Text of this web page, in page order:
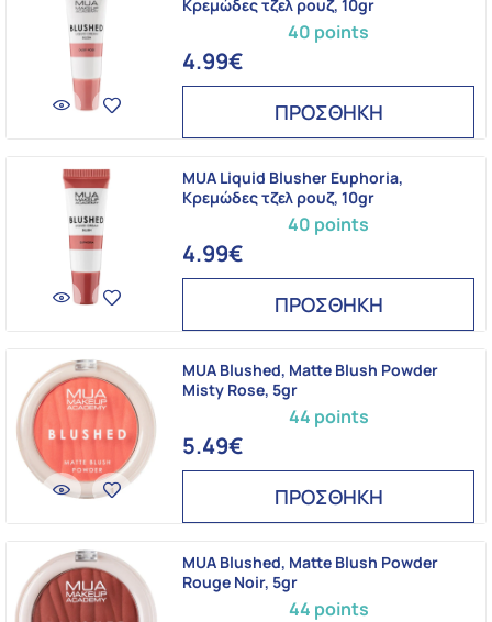
40 points
Kρεμώδες τζελ ρουζ, 10gr
4.99€
ΠΡΟΣΘΗΚΗ
40 points
MUA Liquid Blusher Euphoria,
Kρεμώδες τζελ ρουζ, 10gr
4.99€
ΠΡΟΣΘΗΚΗ
44 points
MUA Blushed, Matte Blush Powder
Misty Rose, 5gr
5.49€
ΠΡΟΣΘΗΚΗ
44 points
MUA Blushed, Matte Blush Powder
Rouge Noir, 5gr